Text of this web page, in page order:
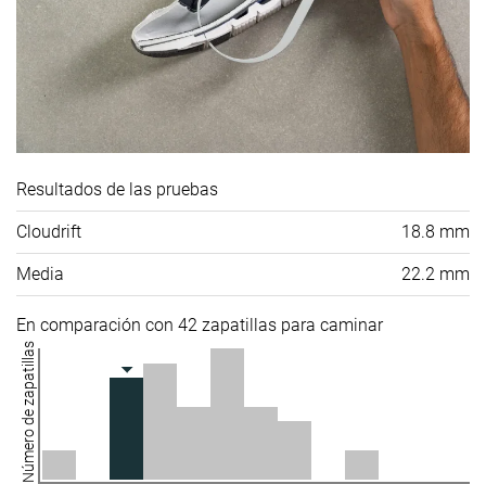
Resultados de las pruebas
Cloudrift 18.8 mm
Media 22.2 mm
En comparación con 42 zapatillas para caminar
Número de zapatillas